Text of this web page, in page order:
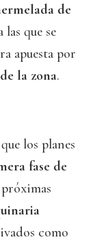
de
las que se
apuesta por
la zona.
los planes
fase de
como